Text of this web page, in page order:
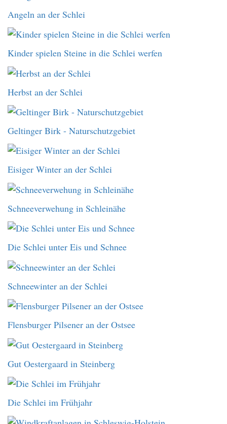
Angeln an der Schlei
Kinder spielen Steine in die Schlei werfen
Herbst an der Schlei
Geltinger Birk - Naturschutzgebiet
Eisiger Winter an der Schlei
Schneeverwehung in Schleinähe
Die Schlei unter Eis und Schnee
Schneewinter an der Schlei
Flensburger Pilsener an der Ostsee
Gut Oestergaard in Steinberg
Die Schlei im Frühjahr